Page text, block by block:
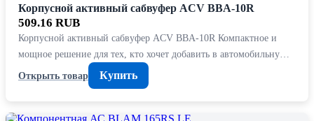
Корпусной активный сабвуфер ACV BBA-10R
509.16 RUB
Корпусной активный сабвуфер ACV BBA-10R Компактное и
мощное решение для тех, кто хочет добавить в автомобильну…
Открыть товар
Купить